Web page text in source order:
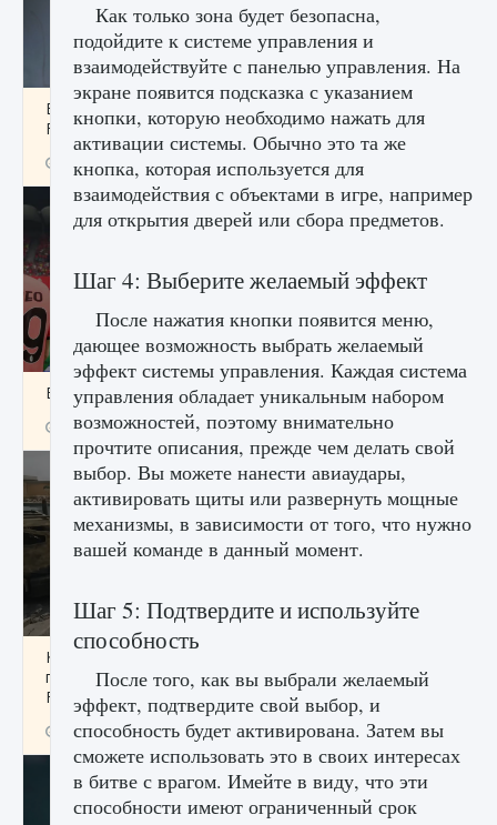
Все новые функции в режиме карьеры EA
FC 25
9 августа 2024 2 096 0 2
Входят ли «Милан» и «Интер» в EA FC 25
9 августа 2024 2 064 0 1
Как исправить текстовую ошибку
пользовательского интерфейса Delta
Force Hawk Ops
9 августа 2024 1 945 0
Как только зона будет безопасна,
подойдите к системе управления и
взаимодействуйте с панелью управления. На
экране появится подсказка с указанием
кнопки, которую необходимо нажать для
активации системы. Обычно это та же
кнопка, которая используется для
взаимодействия с объектами в игре, например
для открытия дверей или сбора предметов.
Шаг 4: Выберите желаемый эффект
После нажатия кнопки появится меню,
дающее возможность выбрать желаемый
эффект системы управления. Каждая система
управления обладает уникальным набором
возможностей, поэтому внимательно
прочтите описания, прежде чем делать свой
выбор. Вы можете нанести авиаудары,
активировать щиты или развернуть мощные
механизмы, в зависимости от того, что нужно
вашей команде в данный момент.
Шаг 5: Подтвердите и используйте
способность
После того, как вы выбрали желаемый
эффект, подтвердите свой выбор, и
способность будет активирована. Затем вы
сможете использовать это в своих интересах
в битве с врагом. Имейте в виду, что эти
способности имеют ограниченный срок